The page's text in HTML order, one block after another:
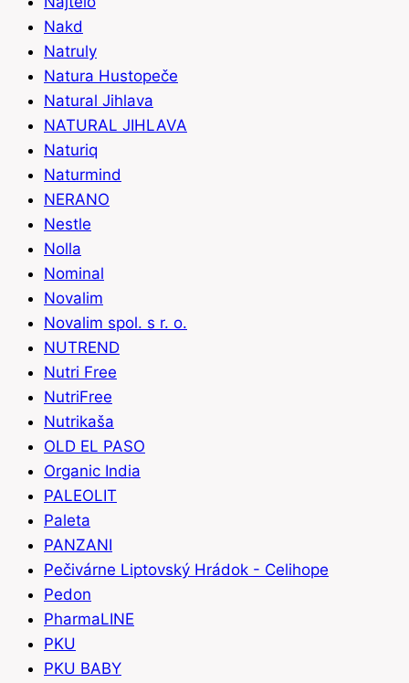
Nakd
Natruly
Natura Hustopeče
Natural Jihlava
NATURAL JIHLAVA
Naturiq
Naturmind
NERANO
Nestle
Nolla
Nominal
Novalim
Novalim spol. s r. o.
NUTREND
Nutri Free
NutriFree
Nutrikaša
OLD EL PASO
Organic India
PALEOLIT
Paleta
PANZANI
Pečivárne Liptovský Hrádok - Celihope
Pedon
PharmaLINE
PKU
PKU BABY